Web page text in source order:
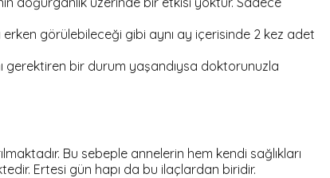
erken görülebileceği gibi aynı ay içerisinde 2 kez adet
gerektiren bir durum yaşandıysa doktorunuzla
Bu sebeple annelerin hem kendi sağlıkları
Ertesi gün hapı da bu ilaçlardan biridir.